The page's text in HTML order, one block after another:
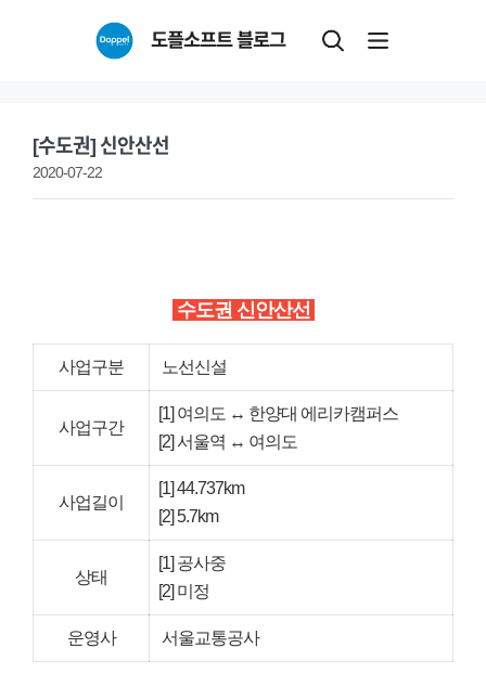
도플소프트 블로그
[수도권] 신안산선
2020-07-22
수도권 신안산선
사업구분 노선신설
사업구간
[1] 여의도 ↔ 한양대 에리카캠퍼스
[2] 서울역 ↔ 여의도
사업길이
[1] 44.737km
[2] 5.7km
상태
[1] 공사중
[2] 미정
운영사 서울교통공사